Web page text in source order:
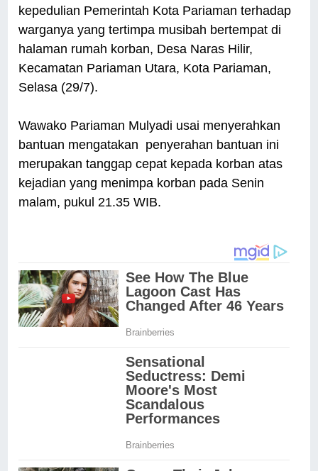
kepedulian Pemerintah Kota Pariaman terhadap
warganya yang tertimpa musibah bertempat di
halaman rumah korban, Desa Naras Hilir,
Kecamatan Pariaman Utara, Kota Pariaman,
Selasa (29/7).
Wawako Pariaman Mulyadi usai menyerahkan
bantuan mengatakan penyerahan bantuan ini
merupakan tanggap cepat kepada korban atas
kejadian yang menimpa korban pada Senin
malam, pukul 21.35 WIB.